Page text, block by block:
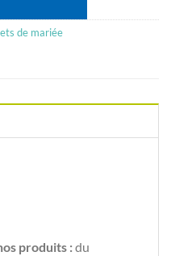
de mariée
produits :du